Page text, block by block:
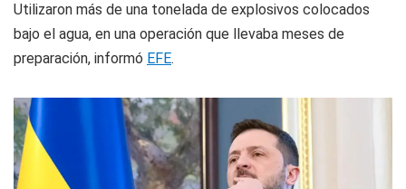
Utilizaron más de una tonelada de explosivos colocados
bajo el agua, en una operación que llevaba meses de
preparación, informó EFE.